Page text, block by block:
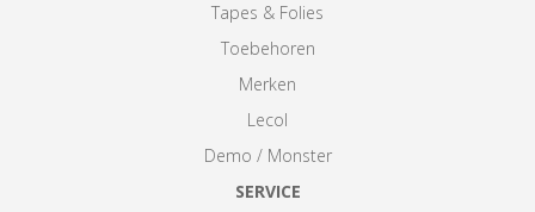
Tapes & Folies
Toebehoren
Merken
Lecol
Demo / Monster
SERVICE